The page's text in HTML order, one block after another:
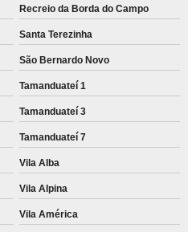
Recreio da Borda do Campo
Santa Terezinha
São Bernardo Novo
Tamanduateí 1
Tamanduateí 3
Tamanduateí 7
Vila Alba
Vila Alpina
Vila América